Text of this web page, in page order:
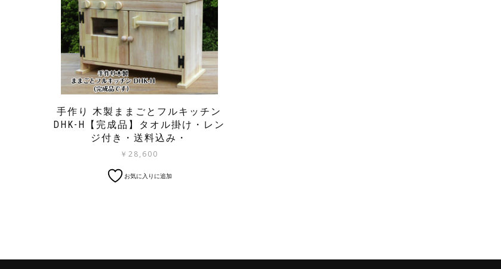
手作り 木製ままごとフルキッチン
DHK-H【完成品】タオル掛け・レン
ジ付き・送料込み・
￥28,600
お気に入りに追加